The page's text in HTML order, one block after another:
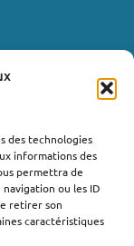
des technologies
informations des
permettra de
ou les ID
retirer son
caractéristiques